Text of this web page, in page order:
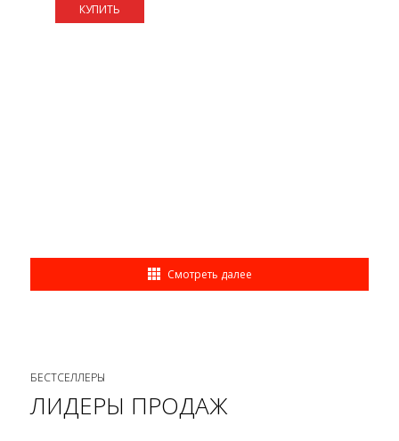
КУПИТЬ
Смотреть далее
БЕСТСЕЛЛЕРЫ
ЛИДЕРЫ ПРОДАЖ